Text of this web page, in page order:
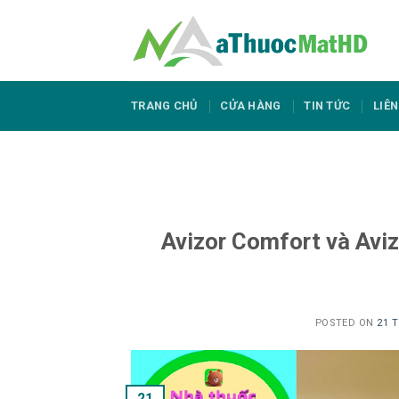
TRANG CHỦ CỬA HÀNG TIN TỨC
Avizor Comfort và
POSTED ON 21